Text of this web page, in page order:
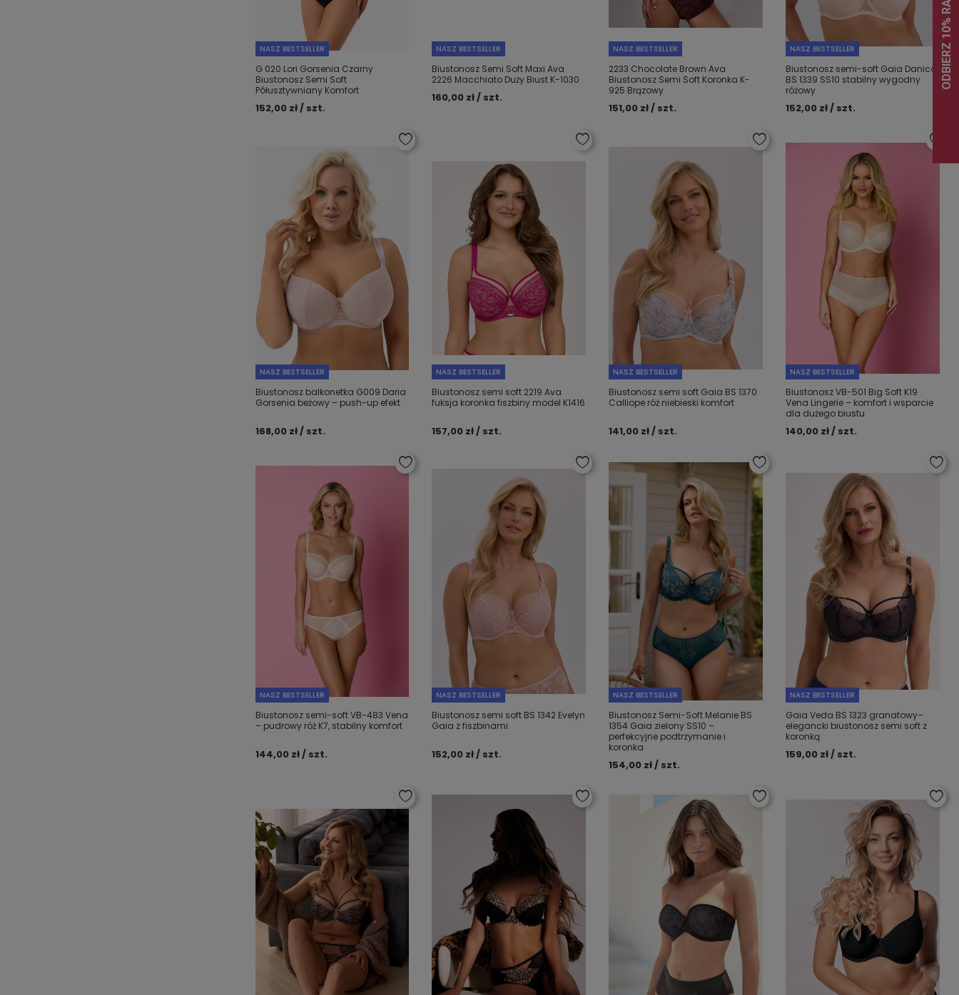
NASZ BESTSELLER
G 020 Lori Gorsenia Czarny
Biustonosz Semi Soft
Półusztywniany Komfort
152,00 zł / szt.
NASZ BESTSELLER
Biustonosz Semi Soft Maxi Ava
2226 Macchiato Duży Biust K-1030
160,00 zł / szt.
NASZ BESTSELLER
2233 Chocolate Brown Ava
Biustonosz Semi Soft Koronka K-
925 Brązowy
151,00 zł / szt.
NASZ BESTSELLER
Biustonosz semi-soft Gaia Danica
BS 1339 SS10 stabilny wygodny
różowy
152,00 zł / szt.
NASZ BESTSELLER
Biustonosz balkonetka G009 Daria
Gorsenia beżowy – push-up efekt
168,00 zł / szt.
NASZ BESTSELLER
Biustonosz semi soft 2219 Ava
fuksja koronka fiszbiny model K1416
157,00 zł / szt.
NASZ BESTSELLER
Biustonosz semi soft Gaia BS 1370
Calliope róż niebieski komfort
141,00 zł / szt.
NASZ BESTSELLER
Biustonosz VB-501 Big Soft K19
Vena Lingerie – komfort i wsparcie
dla dużego biustu
140,00 zł / szt.
NASZ BESTSELLER
Biustonosz semi-soft VB-483 Vena
– pudrowy róż K7, stabilny komfort
144,00 zł / szt.
NASZ BESTSELLER
Biustonosz semi soft BS 1342 Evelyn
Gaia z fiszbinami
152,00 zł / szt.
NASZ BESTSELLER
Biustonosz Semi-Soft Melanie BS
1354 Gaia zielony SS10 –
perfekcyjne podtrzymanie i
koronka
154,00 zł / szt.
NASZ BESTSELLER
Gaia Veda BS 1323 granatowy–
elegancki biustonosz semi soft z
koronką
159,00 zł / szt.